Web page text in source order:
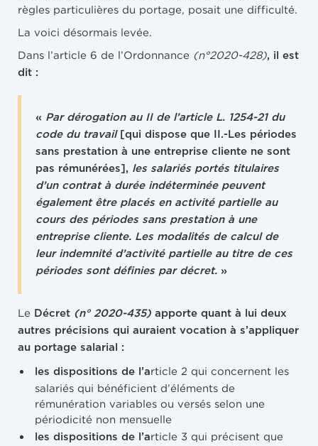
règles particulières du portage, posait une difficulté.
La voici désormais levée.
Dans l’article 6 de l’Ordonnance (n°2020-428), il est
dit :
« Par dérogation au II de l’article L. 1254-21 du
code du travail[qui dispose que II.-Les périodes
sans prestation à une entreprise cliente ne sont
pas rémunérées], les salariés portés titulaires
d’un contrat à durée indéterminée peuvent
également être placés en activité partielle au
cours des périodes sans prestation à une
entreprise cliente. Les modalités de calcul de
leur indemnité d’activité partielle au titre de ces
périodes sont définies par décret. »
Le Décret (n° 2020-435) apporte quant à lui deux
autres précisions qui auraient vocation à s’appliquer
au portage salarial :
les dispositions de l’article 2 qui concernent les
salariés qui bénéficient d’éléments de
rémunération variables ou versés selon une
périodicité non mensuelle
les dispositions de l’article 3 qui précisent que